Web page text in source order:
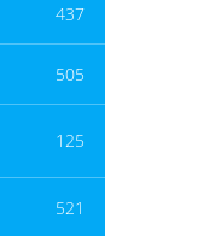
437
505
125
521